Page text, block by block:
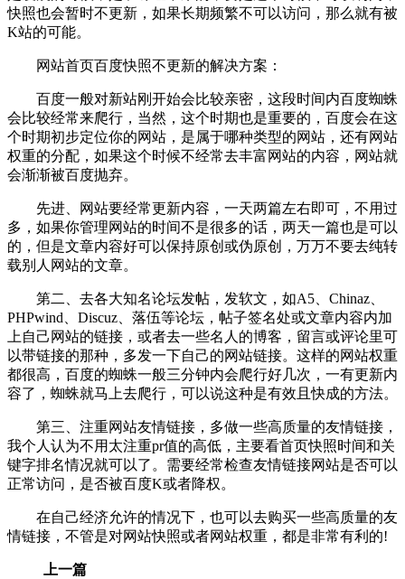
快照也会暂时不更新，如果长期频繁不可以访问，那么就有被
K站的可能。
网站首页百度快照不更新的解决方案：
百度一般对新站刚开始会比较亲密，这段时间内百度蜘蛛
会比较经常来爬行，当然，这个时期也是重要的，百度会在这
个时期初步定位你的网站，是属于哪种类型的网站，还有网站
权重的分配，如果这个时候不经常去丰富网站的内容，网站就
会渐渐被百度抛弃。
先进、网站要经常更新内容，一天两篇左右即可，不用过
多，如果你管理网站的时间不是很多的话，两天一篇也是可以
的，但是文章内容好可以保持原创或伪原创，万万不要去纯转
载别人网站的文章。
第二、去各大知名论坛发帖，发软文，如A5、Chinaz、
PHPwind、Discuz、落伍等论坛，帖子签名处或文章内容内加
上自己网站的链接，或者去一些名人的博客，留言或评论里可
以带链接的那种，多发一下自己的网站链接。这样的网站权重
都很高，百度的蜘蛛一般三分钟内会爬行好几次，一有更新内
容了，蜘蛛就马上去爬行，可以说这种是有效且快成的方法。
第三、注重网站友情链接，多做一些高质量的友情链接，
我个人认为不用太注重pr值的高低，主要看首页快照时间和关
键字排名情况就可以了。需要经常检查友情链接网站是否可以
正常访问，是否被百度K或者降权。
在自己经济允许的情况下，也可以去购买一些高质量的友
情链接，不管是对网站快照或者网站权重，都是非常有利的!
上一篇